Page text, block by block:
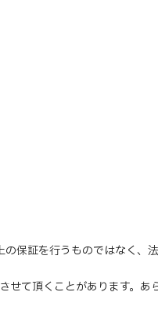
保証を行うものではなく、
て頂くことがあります。あ